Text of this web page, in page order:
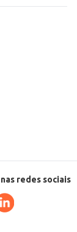
redes sociais